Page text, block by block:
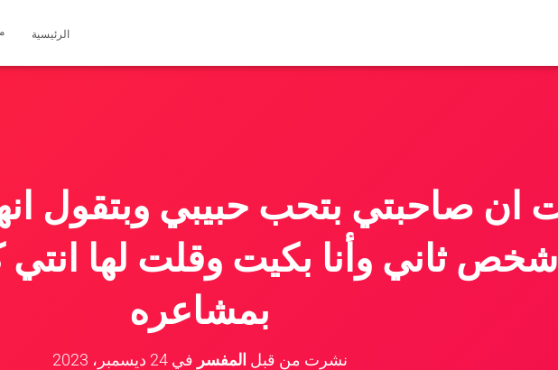
الرئيسية
ان صاحبتي بتحب حبيبي وبتقول
شخص ثاني وأنا بكيت وقلت لها انتي
بمشاعره
نشرت من قبل المفسر في24 ديسمبر، 2023